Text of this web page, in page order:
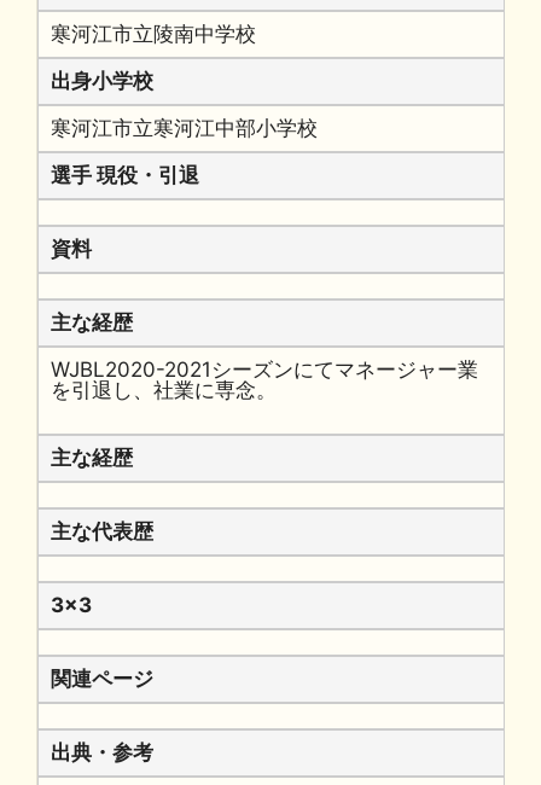
寒河江市立陵南中学校
出身小学校
寒河江市立寒河江中部小学校
選手 現役・引退
資料
主な経歴
WJBL2020-2021シーズンにてマネージャー業
を引退し、社業に専念。
主な経歴
主な代表歴
3x3
関連ページ
出典・参考